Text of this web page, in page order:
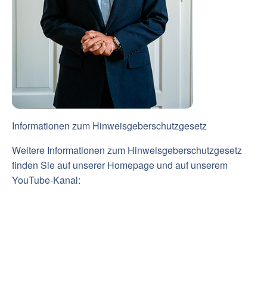
Informationen zum Hinweisgeberschutzgesetz
Weitere Informationen zum Hinweisgeberschutzgesetz
finden Sie auf unserer Homepage und auf unserem
YouTube-Kanal: